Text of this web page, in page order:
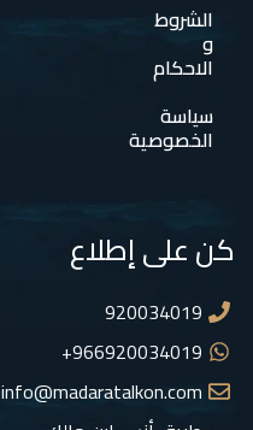
الشروط
و
الاحكام
سياسة
الخصوصية
كن على إطلاع
920034019
966920034019+
info@madaratalkon.com